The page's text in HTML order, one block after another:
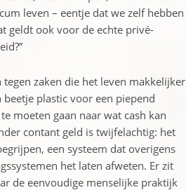
leven – eentje dat we zelf hebben
geldt ook voor de echte privé-
zaken die het leven makkelijker
plastic voor een piepend
moeten gaan naar wat cash kan
contant geld is twijfelachtig: het
een systeem dat overigens
het laten afweten. Er zit
de eenvoudige menselijke praktijk